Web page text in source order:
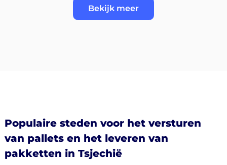
Bekijk meer
Populaire steden voor het versturen
van pallets en het leveren van
pakketten in Tsjechië